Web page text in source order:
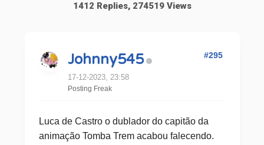
Sobre dubladores1412 Replies, 274519 Views
Johnny545
17-12-2023, 23:58
Posting Freak
#295
Luca de Castro o dublador do capitão da
animação Tomba Trem acabou falecendo.